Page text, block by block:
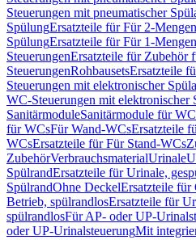
Steuerungen mit pneumatischer
SpülungErsatzteile für Für 2-
SpülungErsatzteile für Für 1-
SteuerungenErsatzteile für Zubehör
SteuerungenRohbausetsErsatzteile
Steuerungen mit elektronischer
WC-Steuerungen mit elektronischer
SanitärmoduleSanitärmodule für
für WCsFür Wand-WCsErsatzteile
WCsErsatzteile für Für Stand-WCs
ZubehörVerbrauchsmaterialUrinale
SpülrandErsatzteile für Urinale,
SpülrandOhne DeckelErsatzteile für
Betrieb, spülrandlosErsatzteile für
spülrandlosFür AP- oder UP-
oder UP-UrinalsteuerungMit